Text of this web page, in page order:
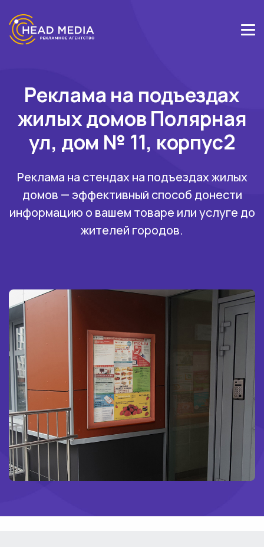
Реклама на подъездах
жилых домов Полярная
ул, дом № 11, корпус2
Реклама на стендах на подъездах жилых
домов — эффективный способ донести
информацию о вашем товаре или услуге до
жителей городов.